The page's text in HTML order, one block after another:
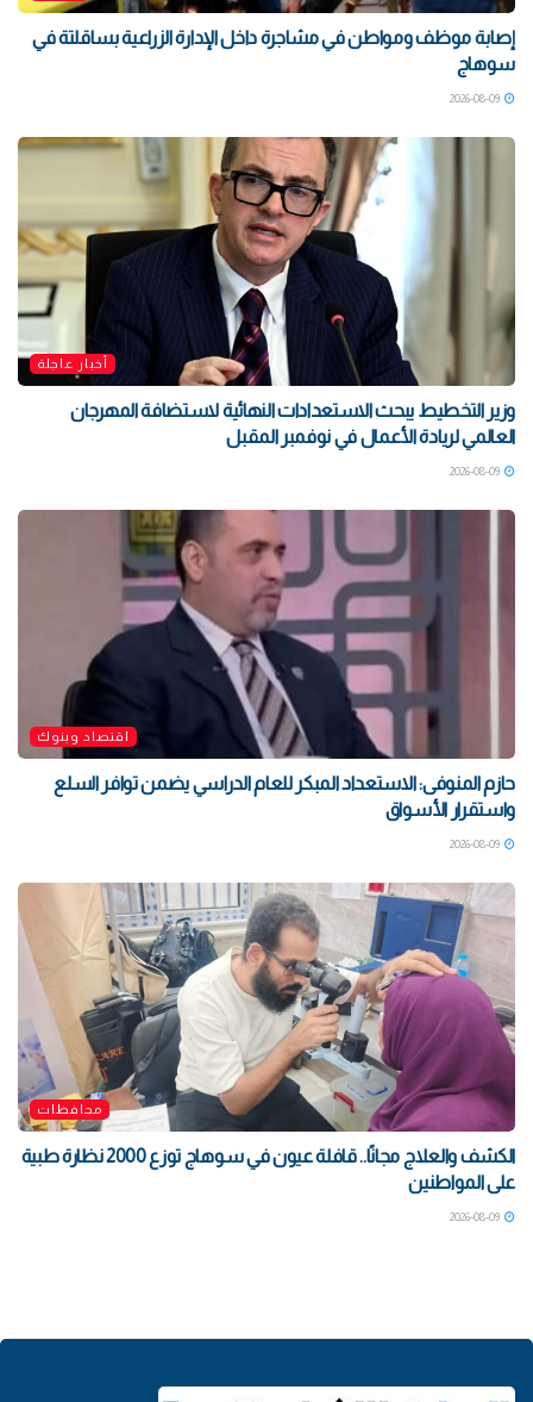
إصابة موظف ومواطن في مشاجرة داخل الإدارة الزراعية بساقلتة في
سوهاج
أخبار عاجلة
وزير التخطيط يبحث الاستعدادات النهائية لاستضافة المهرجان
العالمي لريادة الأعمال في نوفمبر المقبل
اقتصاد وبنوك
حازم المنوفى: الاستعداد المبكر للعام الدراسي يضمن توافر السلع
واستقرار الأسواق
محافظات
الكشف والعلاج مجانًا.. قافلة عيون في سوهاج توزع 2000 نظارة طبية
على المواطنين